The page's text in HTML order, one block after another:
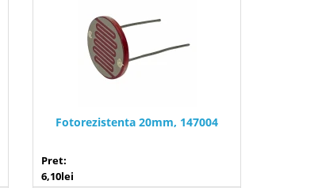
Fotorezistenta 20mm, 147004
Pret:
6,10lei